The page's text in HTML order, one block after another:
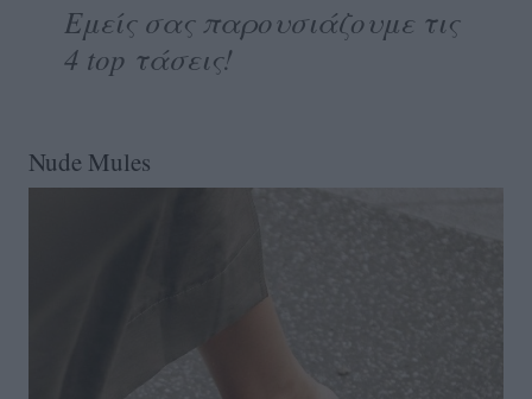
Εμείς σας παρουσιάζουμε τις
4 top τάσεις!
Nude Mules